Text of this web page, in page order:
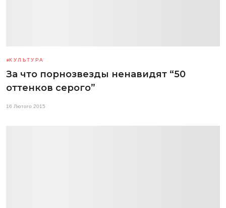
КУЛЬТУРА
За что порнозвезды ненавидят “50
оттенков серого”
16 Лютого 2015